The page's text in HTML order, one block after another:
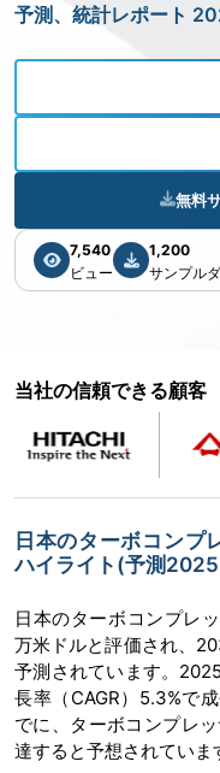
予測、統計レポート
無料
7,540
ビュー
1,200
サンプル
当社の信頼できる顧客
日本のターボコンプ
ハイライト(予測
日本のターボコンプレ
万米ドルと評価され、
予測されています。
長率（CAGR）5.3%で
でに、ターボコンプレ
達すると予想されていま